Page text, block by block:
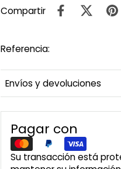
Compartir
Referencia:
Envíos y devoluciones
Pagar con
Su transacción está